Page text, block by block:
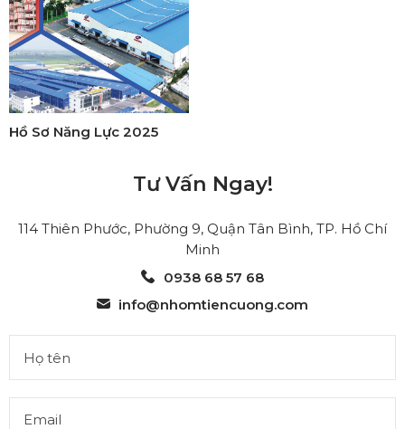
Hồ Sơ Năng Lực 2025
Tư Vấn Ngay!
114 Thiên Phước, Phường 9, Quận Tân Bình, TP. Hồ Chí
Minh
0938 68 57 68
info@nhomtiencuong.com